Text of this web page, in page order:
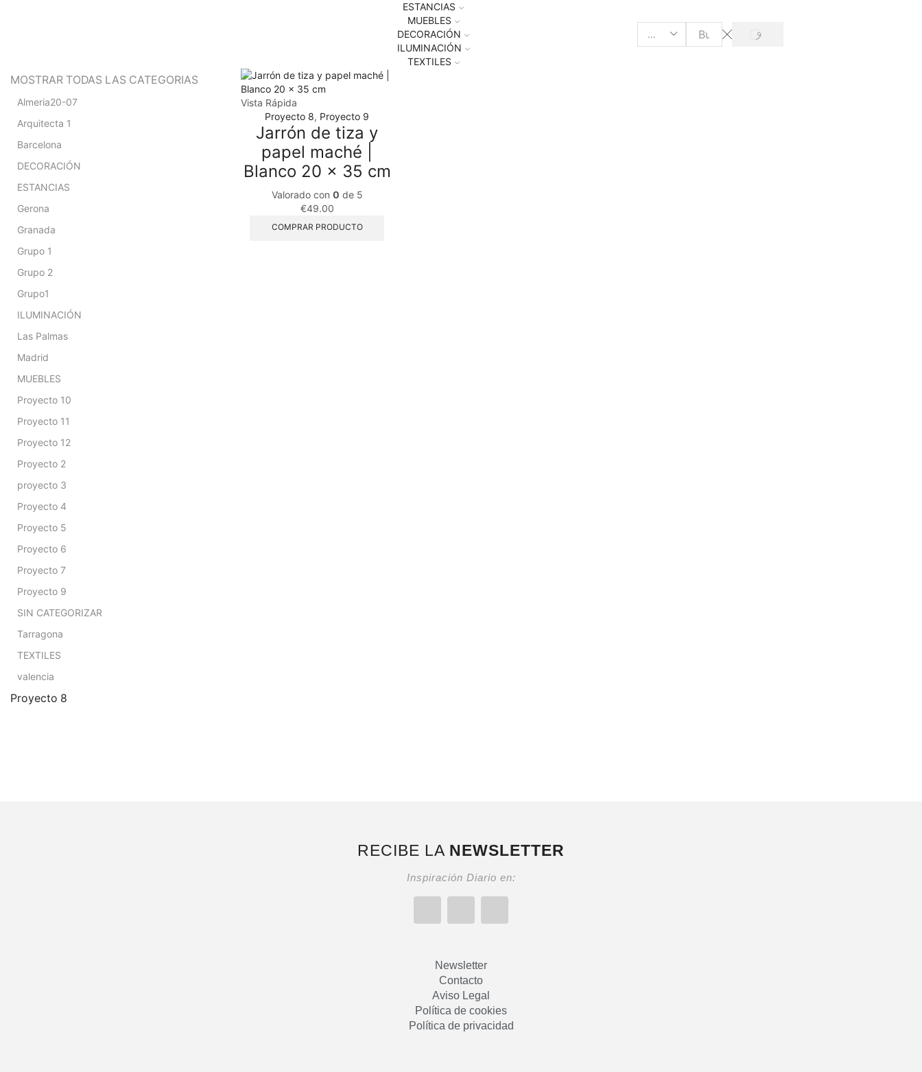
ESTANCIAS
MUEBLES
DECORACIÓN
ILUMINACIÓN
TEXTILES
Vista Rápida
Proyecto 8, Proyecto 9
Jarrón de tiza y
papel maché |
Blanco 20 x 35 cm
Valorado con 0 de 5
€49.00
COMPRAR PRODUCTO
MOSTRAR TODAS LAS CATEGORIAS
Almeria20-07
Arquitecta 1
Barcelona
DECORACIÓN
ESTANCIAS
Gerona
Granada
Grupo 1
Grupo 2
Grupo1
ILUMINACIÓN
Las Palmas
Madrid
MUEBLES
Proyecto 10
Proyecto 11
Proyecto 12
Proyecto 2
proyecto 3
Proyecto 4
Proyecto 5
Proyecto 6
Proyecto 7
Proyecto 9
SIN CATEGORIZAR
Tarragona
TEXTILES
valencia
Proyecto 8
RECIBE LA NEWSLETTER
Inspiración Diario en:
Newsletter
Contacto
Aviso Legal
Política de cookies
Política de privacidad